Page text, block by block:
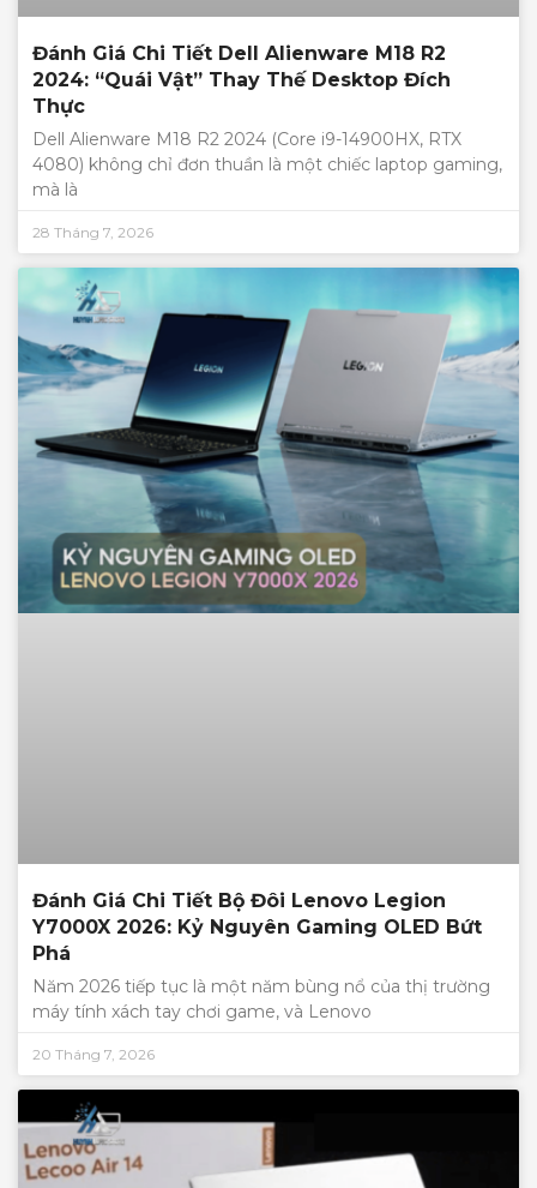
Đánh Giá Chi Tiết Dell Alienware M18 R2
2024: “Quái Vật” Thay Thế Desktop Đích
Thực
Dell Alienware M18 R2 2024 (Core i9-14900HX, RTX
4080) không chỉ đơn thuần là một chiếc laptop gaming,
mà là
28 Tháng 7, 2026
Đánh Giá Chi Tiết Bộ Đôi Lenovo Legion
Y7000X 2026: Kỷ Nguyên Gaming OLED Bứt
Phá
Năm 2026 tiếp tục là một năm bùng nổ của thị trường
máy tính xách tay chơi game, và Lenovo
20 Tháng 7, 2026